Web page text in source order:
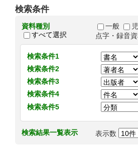
検索条件
資料種別
すべて選択
一般
点字・録音
検索条件1
検索条件2
検索条件3
検索条件4
検索条件5
検索結果一覧表示 表示数